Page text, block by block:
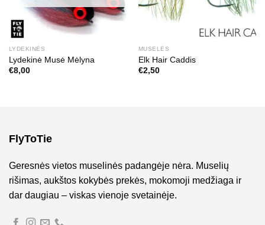
LYDEKINĖS
Lydekinė Musė Mėlyna
€8,00
MUSELĖS
Elk Hair Caddis
€2,50
FlyToTie
Geresnės vietos muselinės padangėje nėra. Muselių
rišimas, aukštos kokybės prekės, mokomoji medžiaga ir
dar daugiau – viskas vienoje svetainėje.